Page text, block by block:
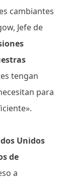
cambiantes
Jefe de
tengan
para
Unidos
de
a